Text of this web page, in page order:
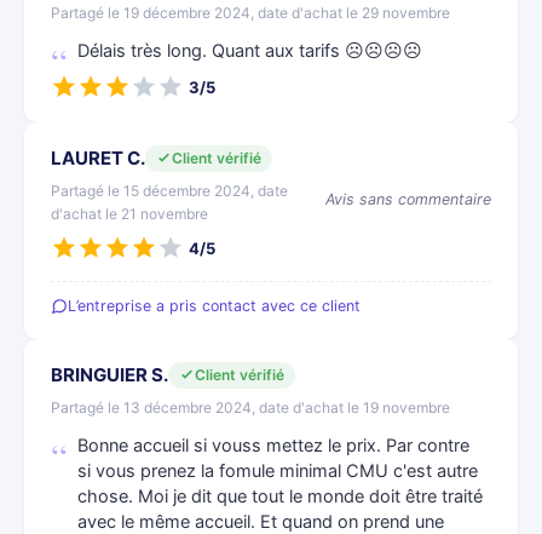
Partagé le 19 décembre 2024, date d'achat le 29 novembre
Délais très long. Quant aux tarifs ☹☹☹☹
3/5
LAURET C.
Client vérifié
Partagé le 15 décembre 2024, date
d'achat le 21 novembre
Avis sans commentaire
4/5
L’entreprise a pris contact avec ce client
BRINGUIER S.
Client vérifié
Partagé le 13 décembre 2024, date d'achat le 19 novembre
Bonne accueil si vouss mettez le prix. Par contre
si vous prenez la fomule minimal CMU c'est autre
chose. Moi je dit que tout le monde doit être traité
avec le même accueil. Et quand on prend une